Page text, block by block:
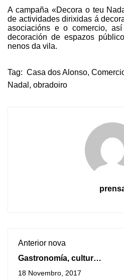
A campaña «Decora o teu
de actividades dirixidas á
asociacións e o comercio,
decoración de espazos
nenos da vila.
Tag: Casa dos Alonso,
Nadal , obradoiro
Anterior nova
Gastronomía, cultura
e homenaxe á «Marea
18 Novembro, 2017